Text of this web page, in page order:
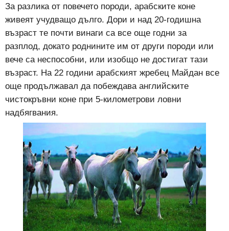
За разлика от повечето породи, арабските коне
живеят учудващо дълго. Дори и над 20-годишна
възраст те почти винаги са все още годни за
разплод, докато роднините им от други породи или
вече са неспособни, или изобщо не достигат тази
възраст. На 22 години арабският жребец Майдан все
още продължавал да побеждава английските
чистокръвни коне при 5-километрови ловни
надбягвания.